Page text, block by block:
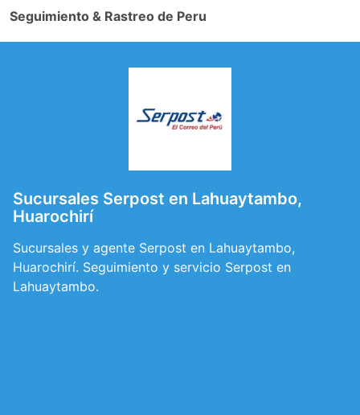
Seguimiento & Rastreo de Peru
Sucursales Serpost en Lahuaytambo,
Huarochirí
Sucursales y agente Serpost en Lahuaytambo,
Huarochirí. Seguimiento y servicio Serpost en
Lahuaytambo.